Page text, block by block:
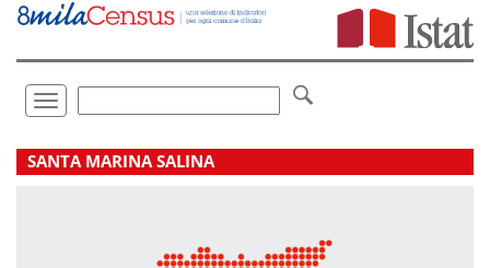
Vai
direttamente
Toggle
navigation
.
SANTA MARINA SALINA